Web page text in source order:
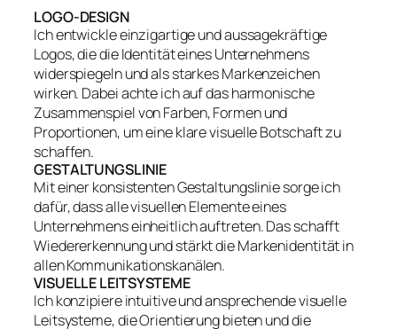
LOGO-DESIGN
Ich entwickle einzigartige und aussagekräftige
Logos, die die Identität eines Unternehmens
widerspiegeln und als starkes Markenzeichen
wirken. Dabei achte ich auf das harmonische
Zusammenspiel von Farben, Formen und
Proportionen, um eine klare visuelle Botschaft zu
schaffen.
GESTALTUNGSLINIE
Mit einer konsistenten Gestaltungslinie sorge ich
dafür, dass alle visuellen Elemente eines
Unternehmens einheitlich auftreten. Das schafft
Wiedererkennung und stärkt die Markenidentität in
allen Kommunikationskanälen.
VISUELLE LEITSYSTEME
Ich konzipiere intuitive und ansprechende visuelle
Leitsysteme, die Orientierung bieten und die